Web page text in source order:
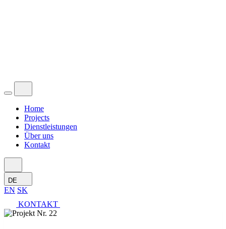
Home
Projects
Dienstleistungen
Über uns
Kontakt
DE
EN SK
KONTAKT